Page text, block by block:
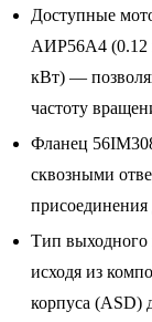
Доступные
АИР56A4 (0.12
кВт) —
частоту
Фланец
сквозными
присоединения
Тип выходного
исходя из
корпуса (ASD)